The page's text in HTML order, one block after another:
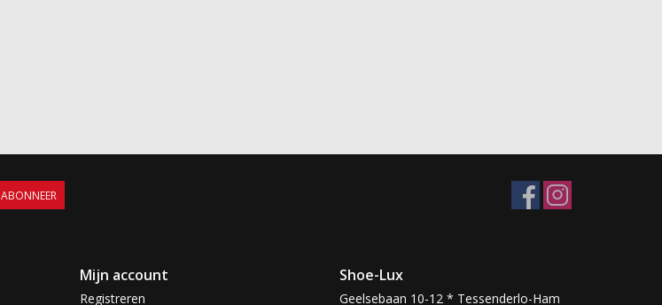
ABONNEER
Mijn account
Registreren
Shoe-Lux
Geelsebaan 10-12 * Tessenderlo-Ham